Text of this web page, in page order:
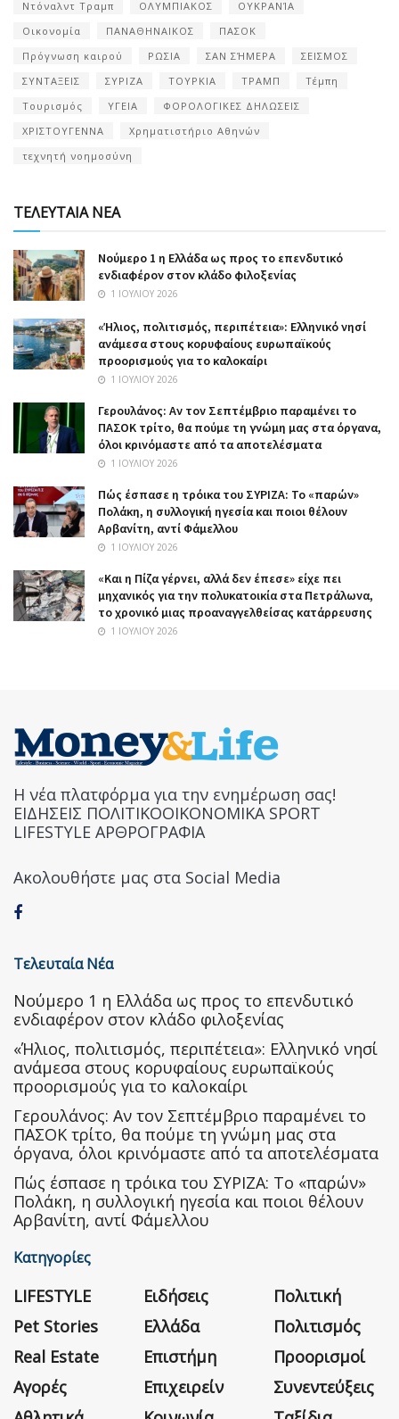
Ντόναλντ Τραμπ
ΟΛΥΜΠΙΑΚΟΣ
ΟΥΚΡΑΝΊΑ
Οικονομία
ΠΑΝΑΘΗΝΑΙΚΟΣ
ΠΑΣΟΚ
Πρόγνωση καιρού
ΡΩΣΙΑ ΣΑΝ ΣΉΜΕΡΑ
ΣΕΙΣΜΟΣ
ΣΥΝΤΑΞΕΙΣ
ΣΥΡΙΖΑ ΤΟΥΡΚΙΑ ΤΡΑΜΠ
Τέμπη
Τουρισμός
ΥΓΕΙΑ
ΦΟΡΟΛΟΓΙΚΕΣ ΔΗΛΩΣΕΙΣ
ΧΡΙΣΤΟΥΓΕΝΝΑ
Χρηματιστήριο Αθηνών
τεχνητή νοημοσύνη
ΤΕΛΕΥΤΑΙΑ ΝΕΑ
Nούμερο 1 η Ελλάδα ως προς το επενδυτικό
ενδιαφέρον στον κλάδο φιλοξενίας
1 ΙΟΥΛΊΟΥ 2026
«Ήλιος, πολιτισμός, περιπέτεια»: Ελληνικό νησί
ανάμεσα στους κορυφαίους ευρωπαϊκούς
προορισμούς για το καλοκαίρι
1 ΙΟΥΛΊΟΥ 2026
Γερουλάνος: Αν τον Σεπτέμβριο παραμένει το
ΠΑΣΟΚ τρίτο, θα πούμε τη γνώμη μας στα όργανα,
όλοι κρινόμαστε από τα αποτελέσματα
1 ΙΟΥΛΊΟΥ 2026
Πώς έσπασε η τρόικα του ΣΥΡΙΖΑ: Το «παρών»
Πολάκη, η συλλογική ηγεσία και ποιοι θέλουν
Αρβανίτη, αντί Φάμελλου
1 ΙΟΥΛΊΟΥ 2026
«Και η Πίζα γέρνει, αλλά δεν έπεσε» είχε πει
μηχανικός για την πολυκατοικία στα Πετράλωνα,
το χρονικό μιας προαναγγελθείσας κατάρρευσης
1 ΙΟΥΛΊΟΥ 2026
Η νέα πλατφόρμα για την ενημέρωση σας!
ΕΙΔΗΣΕΙΣ ΠΟΛΙΤΙΚΟΟΙΚΟΝΟΜΙΚΑ SPORT
LIFESTYLE ΑΡΘΡΟΓΡΑΦΙΑ
Ακολουθήστε μας στα Social Media
Τελευταία Νέα
Nούμερο 1 η Ελλάδα ως προς το επενδυτικό
ενδιαφέρον στον κλάδο φιλοξενίας
«Ήλιος, πολιτισμός, περιπέτεια»: Ελληνικό νησί
ανάμεσα στους κορυφαίους ευρωπαϊκούς
προορισμούς για το καλοκαίρι
Γερουλάνος: Αν τον Σεπτέμβριο παραμένει το
ΠΑΣΟΚ τρίτο, θα πούμε τη γνώμη μας στα
όργανα, όλοι κρινόμαστε από τα αποτελέσματα
Πώς έσπασε η τρόικα του ΣΥΡΙΖΑ: Το «παρών»
Πολάκη, η συλλογική ηγεσία και ποιοι θέλουν
Αρβανίτη, αντί Φάμελλου
Κατηγορίες
LIFESTYLE
Pet Stories
Real Estate
Αγορές
Ειδήσεις
Ελλάδα
Επιστήμη
Επιχειρείν
Πολιτική
Πολιτισμός
Προορισμοί
Συνεντεύξεις